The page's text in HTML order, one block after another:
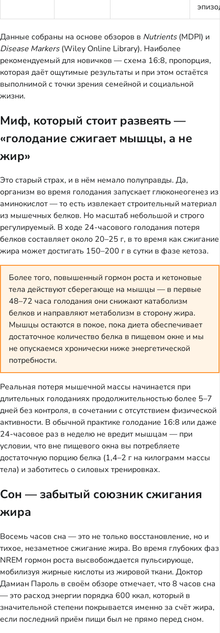
Данные собраны на основе обзоров в Nutrients(MDPI) и
Disease Markers(Wiley Online Library). Наиболее
рекомендуемый для новичков — схема 16:8, пропорция,
которая даёт ощутимые результаты и при этом остаётся
выполнимой с точки зрения семейной и социальной
жизни.
Миф, который стоит развеять —
«голодание сжигает мышцы, а не
жир»
Это старый страх, и в нём немало полуправды. Да,
организм во время голодания запускает глюконеогенез из
аминокислот — то есть извлекает строительный материал
из мышечных белков. Но масштаб небольшой и строго
регулируемый. В ходе 24-часового голодания потеря
белков составляет около 20–25 г, в то время как сжигание
жира может достигать 150–200 г в сутки в фазе кетоза.
Более того, повышенный гормон роста и кетоновые
тела действуют сберегающе на мышцы — в первые
48–72 часа голодания они снижают катаболизм
белков и направляют метаболизм в сторону жира.
Мышцы остаются в покое, пока диета обеспечивает
достаточное количество белка в пищевом окне и мы
не опускаемся хронически ниже энергетической
потребности.
Реальная потеря мышечной массы начинается при
длительных голоданиях продолжительностью более 5–7
дней без контроля, в сочетании с отсутствием физической
активности. В обычной практике голодание 16:8 или даже
24-часовое раз в неделю не вредит мышцам — при
условии, что вне пищевого окна вы потребляете
достаточную порцию белка (1,4–2 г на килограмм массы
тела) и заботитесь о силовых тренировках.
Сон — забытый союзник сжигания
жира
Восемь часов сна — это не только восстановление, но и
тихое, незаметное сжигание жира. Во время глубоких фаз
NREM гормон роста высвобождается пульсирующе,
мобилизуя жирные кислоты из жировой ткани. Доктор
Дамиан Пароль в своём обзоре отмечает, что 8 часов сна
— это расход энергии порядка 600 ккал, который в
значительной степени покрывается именно за счёт жира,
если последний приём пищи был не прямо перед сном.